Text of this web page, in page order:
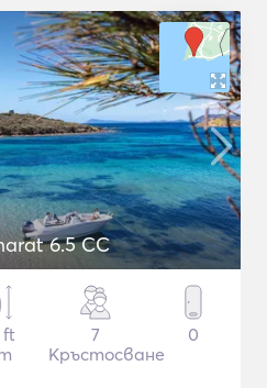
6.5 CC
ft
7
Кръстосване
0